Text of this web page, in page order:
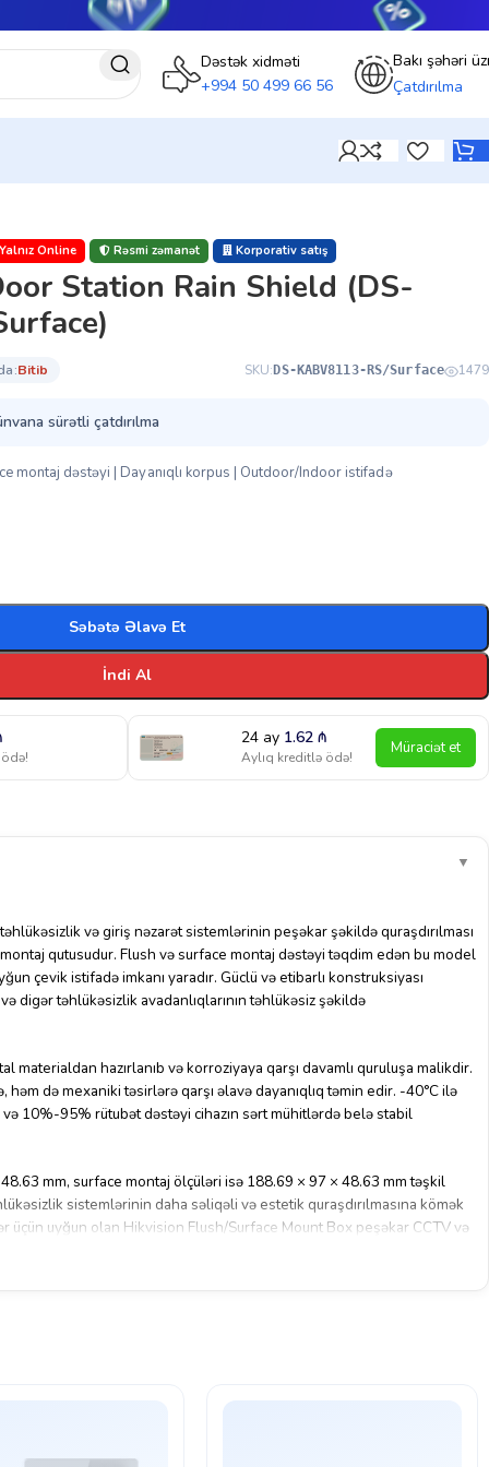
Dəstək xidməti
+994 50 499 66 56
Bakı şəhəri
Çatdırılma
Online Rəsmi zəmanət Korporativ satış
Station Rain Shield (DS-
bi̇ti̇b SKU:DS-KABV8113-RS/Surface 1479
sürətli çatdırılma
montaj dəstəyi | Dayanıqlı korpus | Outdoor/Indoor istifadə
Səbətə Əlavə Et
İndi Al
24 ay 1.62₼
Aylıq kreditlə ödə! Müraciət et
▼
və giriş nəzarət sistemlərinin peşəkar şəkildə quraşdırılması
qutusudur. Flush və surface montaj dəstəyi təqdim edən bu model
çevik istifadə imkanı yaradır. Güclü və etibarlı konstruksiyası
digər təhlükəsizlik avadanlıqlarının təhlükəsiz şəkildə
materialdan hazırlanıb və korroziyaya qarşı davamlı quruluşa malikdir.
də mexaniki təsirlərə qarşı əlavə dayanıqlıq təmin edir. -40°C ilə
10%-95% rütubət dəstəyi cihazın sərt mühitlərdə belə stabil
mm, surface montaj ölçüləri isə 188.69 × 97 × 48.63 mm təşkil
sistemlərinin daha səliqəli və estetik quraşdırılmasına kömək
üçün uyğun olan Hikvision Flush/Surface Mount Box peşəkar CCTV və
həlli hesab olunur.